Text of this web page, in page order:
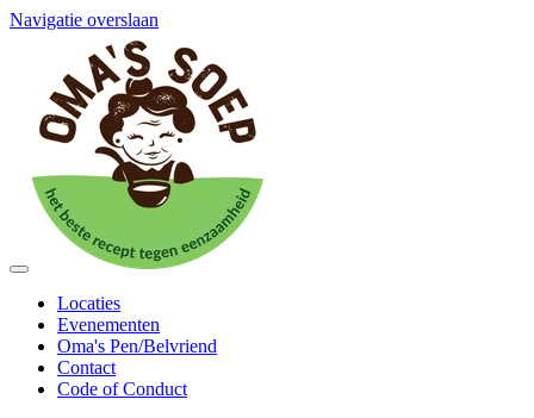
Navigatie overslaan
Locaties
Evenementen
Oma's Pen/Belvriend
Contact
Code of Conduct